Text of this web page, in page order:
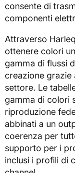
consente di
componenti
Attraverso
ottenere colori
gamma di flussi
creazione grazie
settore. Le
gamma di colori
riproduzione
abbinati a un
coerenza per
supporto per i
inclusi i profili di